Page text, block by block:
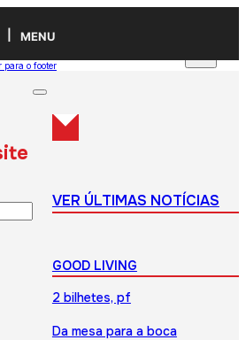
MENU
para o footer
VER ÚLTIMAS NOTÍCIAS
GOOD LIVING
2 bilhetes, pf
Da mesa para a boca